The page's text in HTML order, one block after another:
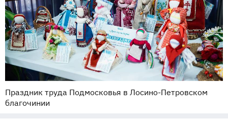
Праздник труда Подмосковья в Лосино-Петровском
благочинии